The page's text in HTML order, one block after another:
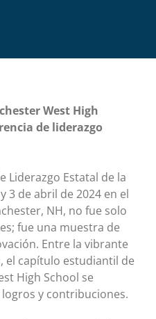
West High
de liderazgo
Liderazgo Estatal de la
3 de abril de 2024 en el
NH, no fue solo
fue una muestra de
Entre la vibrante
el capítulo estudiantil de
High School se
y contribuciones.